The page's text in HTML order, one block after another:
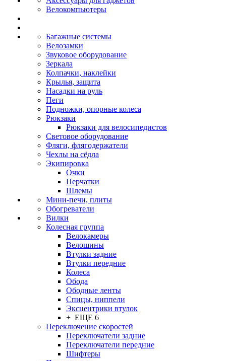
Велокомпьютеры
Багажные системы
Велозамки
Звуковое оборудование
Зеркала
Колпачки, наклейки
Крылья, защита
Насадки на руль
Пеги
Подножки, опорные колеса
Рюкзаки
Рюкзаки для велосипедистов
Световое оборудование
Фляги, флягодержатели
Чехлы на сёдла
Экипировка
Очки
Перчатки
Шлемы
Мини-печи, плиты
Обогреватели
Вилки
Колесная группа
Велокамеры
Велошины
Втулки задние
Втулки передние
Колеса
Обода
Ободные ленты
Спицы, ниппели
Эксцентрики втулок
+ ЕЩЕ 6
Переключение скоростей
Переключатели задние
Переключатели передние
Шифтеры